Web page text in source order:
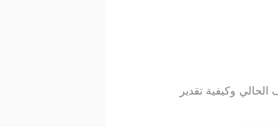
الحالي وكيفية تقدير